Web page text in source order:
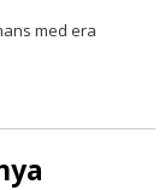
med era